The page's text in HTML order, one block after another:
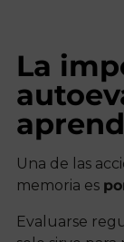
La
Una de las
memoria es
Evaluarse